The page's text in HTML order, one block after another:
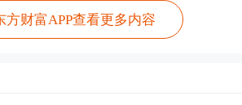
方财富APP查看更多内容